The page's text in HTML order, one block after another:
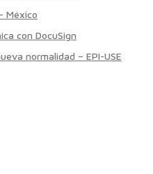
México
con DocuSign
normalidad – EPI-USE